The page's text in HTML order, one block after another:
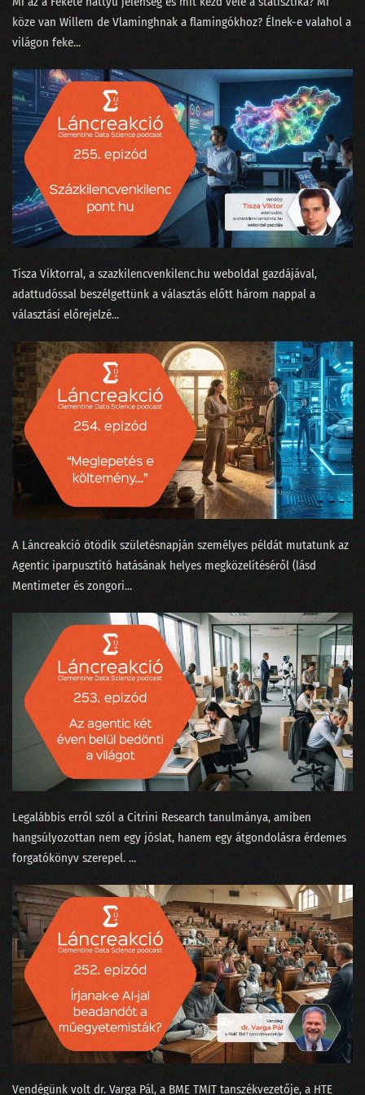
133 - A ChatGPT csak beszél, de akarni nem tud
131 - A képzőművész, az MI és a giccsfestők
130 - Mihez kezdjünk a Nobel-díjasainkkal?
129 - Szélhámos szakértők az MI körül
128 - Hol áll hazánk az MI-világlistán?
127 - Ügyfélszolgálat vagy profitorientált időhúzás?
125 - MI is csak emberek vagyunk!
123 - Döntéshozó drónok és legyőzött vadászpilóták
122 - Kézműves hamburgert minden zenerajongónak?
121 - Történetek Adatországból
120 - Most akkor a Facebook tényleg nem is veszélyes a társadalomra?
119 - Virtuális valótlanság?
117 - Kell-e gyorstalpalt szakértőnek a lineáris regresszió?
116 - Elveszi-e az AutoML a munkánkat?
115 - Kit nevezhetünk MI szakértőnek?
114 - Nagy Nyári Salátaörvény
113 - Podcastfesztivál az adattudós szemüvegén át
112 - Boldog szülinapot, Clementine!
111 - Mennyit keres egy ChatGPT-idomár?
110 - Ki kicsoda a Nagy ChatGPT-aggódásban?
108 - Sztochasztikus papagáj vagy Terminator?
107 - A magyar nagymester szemmel ismer fel madárhangokat
106 - Az IBM és a német-görög filozófusok focimeccse
105 - Nyelvcsapások és a digitális gyarmatosítás
104 - Tavaszi zuhanyhíradó
103 - A legújabb data science címkék kiakasztják a bullshit-métert
102 - Felszikrázott az AGI a GPT-4-ben
köze van Willem de Vlamingh⁠⁠nak a flamingókhoz? Élnek-e valahol a
világon feke...
Tisza Viktorral⁠, a ⁠szazkilencvenkilenc.hu⁠ weboldal gazdájával,
adattudóssal beszélgettünk a választás előtt három nappal a
választási előrejelzé...
A Láncreakció ötödik születésnapján személyes példát mutatunk az
Agentic iparpusztító hatásának helyes megközelítéséről (lásd
Mentimeter és zongori...
Legalábbis erről szól a Citrini Research ⁠tanulmánya, amiben
hangsúlyozottan nem egy jóslat, hanem egy átgondolásra érdemes
forgatókönyv szerepel. ...
Vendégünk volt ⁠dr. Varga Pál⁠, a BME TMIT tanszékvezetője, a ⁠HTE